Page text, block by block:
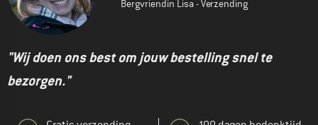
Bergvriendin Lisa - Verzending
"Wij doen ons best om jouw bestelling snel te
bezorgen."